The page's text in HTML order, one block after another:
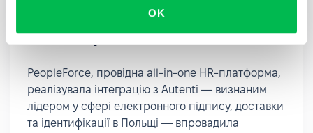
OK
запроваджує QES-підпис для
компаній у Польщі та за її межами
PeopleForce, провідна all-in-one HR-платформа,
реалізувала інтеграцію з Autenti — визнаним
лідером у сфері електронного підпису, доставки
та ідентифікації в Польщі — впровадила